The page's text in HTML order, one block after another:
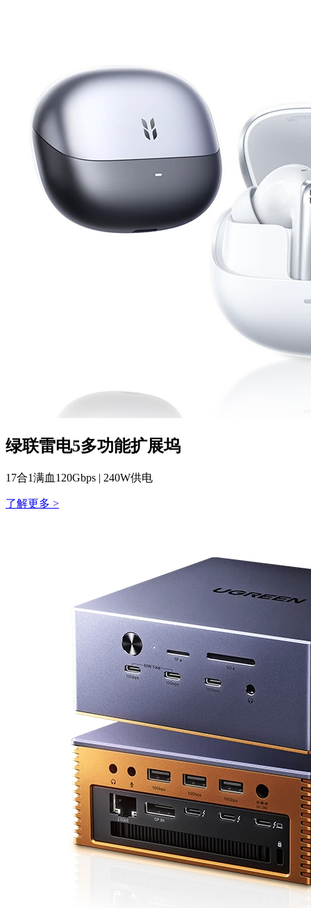
绿联雷电5多功能扩展坞
17合1满血120Gbps | 240W供电
了解更多 >